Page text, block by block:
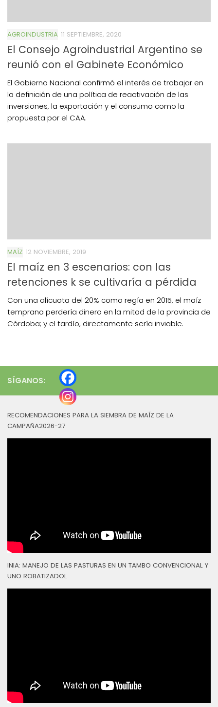
AGROINDUSTRIA 11 SEPTIEMBRE, 2020
El Consejo Agroindustrial Argentino se
reunió con el Gabinete Económico
El Gobierno Nacional confirmó el interés de trabajar en
la definición de una política de reactivación de las
inversiones, la exportación y el consumo como la
propuesta por el CAA.
MAÍZ 12 NOVIEMBRE, 2019
El maíz en 3 escenarios: con las
retenciones k se cultivaría a pérdida
Con una alícuota del 20% como regía en 2015, el maíz
temprano perdería dinero en la mitad de la provincia de
Córdoba; y el tardío, directamente sería inviable.
SÍGANOS:
RECOMENDACIONES PARA LA SIEMBRA DE MAÍZ DE LA
CAMPAÑA2026-27
INIA: MANEJO DE LAS PASTURAS EN UN TAMBO CONVENCIONAL Y
UNO ROBATIZADOL